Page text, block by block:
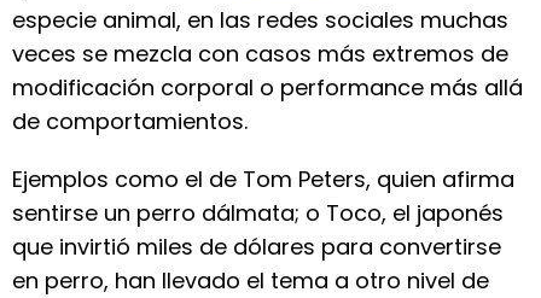
especie animal, en las redes sociales muchas
veces se mezcla con casos más extremos de
modificación corporal o performance más allá
de comportamientos.
Ejemplos como el de Tom Peters, quien afirma
sentirse un perro dálmata; o Toco, el japonés
que invirtió miles de dólares para convertirse
en perro, han llevado el tema a otro nivel de